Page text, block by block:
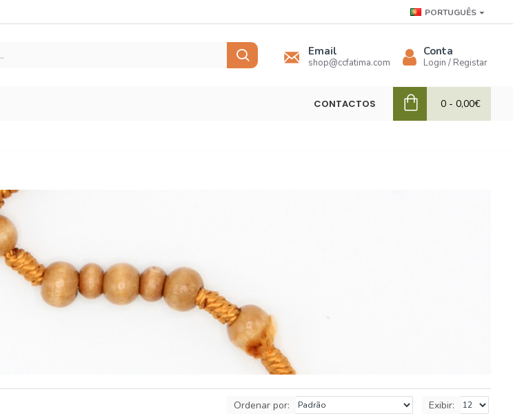
PORTUGUÊS
Email
shop@ccfatima.com
Conta
Login / Registar
CONTACTOS 0 - 0,00€
Ordenar por: Exibir: